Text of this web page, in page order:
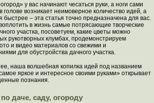
у вас начинают чесаться руки, а ноги сами
голове возникает неимоверное количество идей, а
быстрее – эта статья точно предназначена для вас.
в жизнь самые потрясающие творческие
участка, посоветуем, какие цветы можно
рукотворных клумбах, продемонстрируем
и видео материалов со свежими и
для обустройства дачного участка.
наша волшебная копилка идей под названием
яркое и интересное своими руками» открывает
познания.
даче, саду, огороду